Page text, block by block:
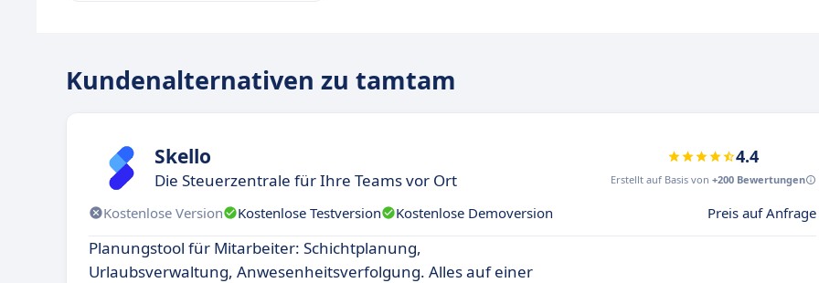
Kundenalternativen zu tamtam
Skello
Die Steuerzentrale für Ihre Teams vor Ort
4.4
Erstellt auf Basis von +200 Bewertungen
Kostenlose Version Kostenlose Testversion Kostenlose Demoversion Preis auf Anfrage
Planungstool für Mitarbeiter: Schichtplanung,
Urlaubsverwaltung, Anwesenheitsverfolgung. Alles auf einer